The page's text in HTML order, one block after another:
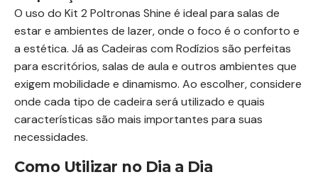
O uso do Kit 2 Poltronas Shine é ideal para salas de
estar e ambientes de lazer, onde o foco é o conforto e
a estética. Já as Cadeiras com Rodízios são perfeitas
para escritórios, salas de aula e outros ambientes que
exigem mobilidade e dinamismo. Ao escolher, considere
onde cada tipo de cadeira será utilizado e quais
características são mais importantes para suas
necessidades.
Como Utilizar no Dia a Dia